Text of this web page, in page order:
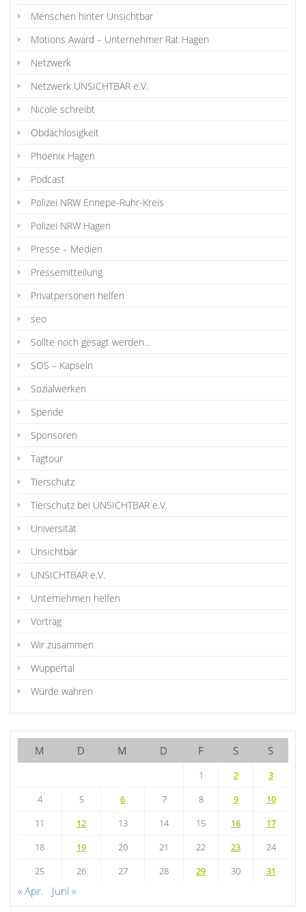
Menschen hinter Unsichtbar
Motions Award – Unternehmer Rat Hagen
Netzwerk
Netzwerk UNSICHTBAR e.V.
Nicole schreibt
Obdachlosigkeit
Phoenix Hagen
Podcast
Polizei NRW Ennepe-Ruhr-Kreis
Polizei NRW Hagen
Presse – Medien
Pressemitteilung
Privatpersonen helfen
seo
Sollte noch gesagt werden…
SOS – Kapseln
Sozialwerken
Spende
Sponsoren
Tagtour
Tierschutz
Tierschutz bei UNSICHTBAR e.V.
Universität
Unsichtbär
UNSICHTBAR e.V.
Unternehmen helfen
Vortrag
Wir zusammen
Wuppertal
Würde wahren
M D M D F S S
1 2
3
4
5 6 7 8 9
10
11
12 13 14 15 16
17
18
19 20 21 22 23
24
25
26 27 28 29 30 31
« Apr. Juni »